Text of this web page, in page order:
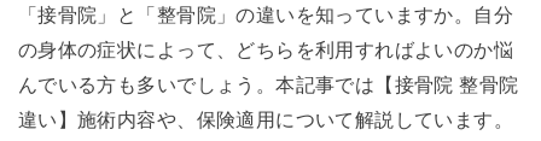
「接骨院」と「整骨院」の違いを知っていますか。自分
の身体の症状によって、どちらを利用すればよいのか悩
んでいる方も多いでしょう。本記事では【接骨院 整骨院
違い】施術内容や、保険適用について解説しています。